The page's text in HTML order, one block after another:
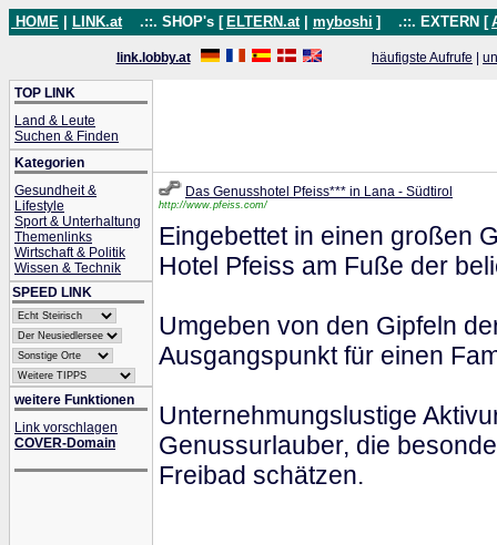
HOME LINK.at .::. SHOP's [ ELTERN.at myboshi ] .::. EXTERN [
link.lobby.at häufigste Aufrufe
TOP LINK
Land & Leute
Suchen & Finden
Kategorien
Gesundheit &
Lifestyle
Sport & Unterhaltung
Themenlinks
Wirtschaft & Politik
Wissen & Technik
SPEED LINK
weitere Funktionen
Link vorschlagen
COVER-Domain
Das Genusshotel Pfeiss*** in Lana - Südtirol
http://www.pfeiss.com/
Eingebettet in einen großen
Hotel Pfeiss am Fuße der
Umgeben von den Gipfeln
Ausgangspunkt für einen
Unternehmungslustige
Genussurlauber, die
Freibad schätzen.